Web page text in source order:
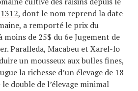
, dont le nom reprend la date
a remporté le prix du
moins de 25$ du 6e Jugement de
Paralleda, Macabeu et Xarel-lo
un mousseux aux bulles fines,
la richesse d’un élevage de 18
double de l’élevage minimal